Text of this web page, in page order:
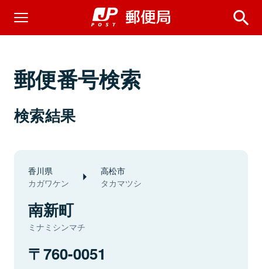
郵便番号検索
検索結果
香川県
カガワケン
高松市
タカマツシ
南新町
ミナミシンマチ
760-0051